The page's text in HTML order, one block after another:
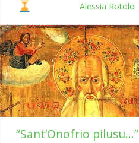
Alessia Rotolo
“Sant’Onofrio pilusu…”